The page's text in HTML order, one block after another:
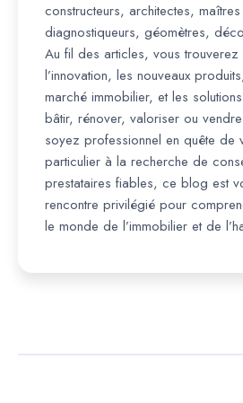
constructeurs, architectes,
diagnostiqueurs, géomètres,
Au fil des articles, vous trouverez
l’innovation, les nouveaux
marché immobilier, et les
bâtir, rénover, valoriser ou
soyez professionnel en quête de
particulier à la recherche de
prestataires fiables, ce blog est
rencontre privilégié pour
le monde de l’immobilier et de